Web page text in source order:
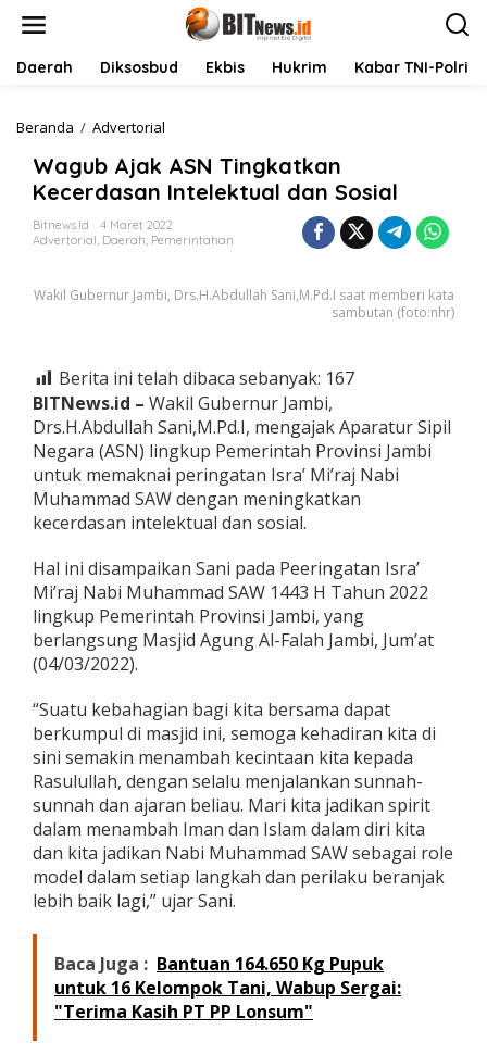
Daerah Diksosbud Ekbis Hukrim Kabar TNI-Polri
Beranda / Advertorial
g
u
b
A
j
A
i
n
g
k
a
t
k
a
e
c
e
r
a
n
I
t
e
l
e
k
t
u
d
a
n
S
Wagub Ajak ASN Tingkatkan
Kecerdasan Intelektual dan Sosial
Bitnews.id
4 Maret 2022
Advertorial, Daerah, Pemerintahan
Wakil Gubernur Jambi, Drs.H.Abdullah Sani,M.Pd.I saat memberi kata
sambutan (foto:nhr)
Berita ini telah dibaca sebanyak: 167
BITNews.id – Wakil Gubernur Jambi,
Drs.H.Abdullah Sani,M.Pd.I, mengajak Aparatur Sipil
Negara (ASN) lingkup Pemerintah Provinsi Jambi
untuk memaknai peringatan Isra’ Mi’raj Nabi
Muhammad SAW dengan meningkatkan
kecerdasan intelektual dan sosial.
Hal ini disampaikan Sani pada Peeringatan Isra’
Mi’raj Nabi Muhammad SAW 1443 H Tahun 2022
lingkup Pemerintah Provinsi Jambi, yang
berlangsung Masjid Agung Al-Falah Jambi, Jum’at
(04/03/2022).
“Suatu kebahagian bagi kita bersama dapat
berkumpul di masjid ini, semoga kehadiran kita di
sini semakin menambah kecintaan kita kepada
Rasulullah, dengan selalu menjalankan sunnah-
sunnah dan ajaran beliau. Mari kita jadikan spirit
dalam menambah Iman dan Islam dalam diri kita
dan kita jadikan Nabi Muhammad SAW sebagai role
model dalam setiap langkah dan perilaku beranjak
lebih baik lagi,” ujar Sani.
Baca Juga : Bantuan 164.650 Kg Pupuk
untuk 16 Kelompok Tani, Wabup Sergai:
"Terima Kasih PT PP Lonsum"